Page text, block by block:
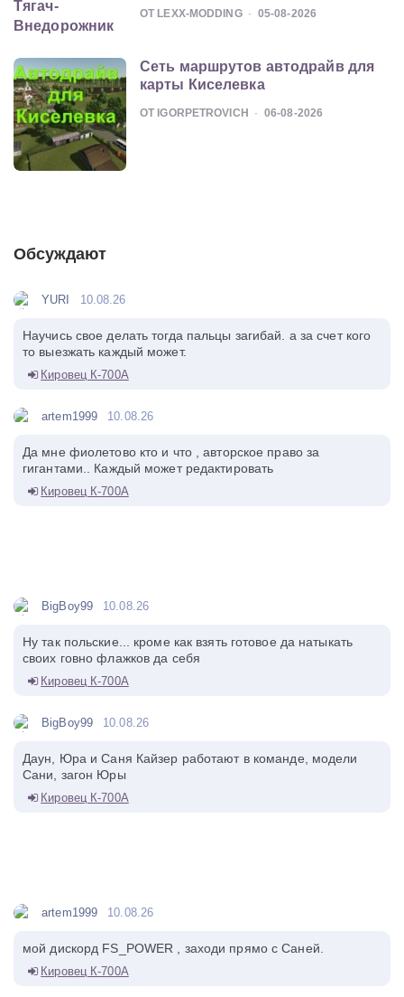
ОТ LEXX-MODDING 05-08-2026
Сеть маршрутов автодрайв для
карты Киселевка
ОТ IGORPETROVICH 06-08-2026
Обсуждают
YURI 10.08.26
Научись свое делать тогда пальцы загибай. а за счет кого
то выезжать каждый может.
Кировец К-700А
artem1999 10.08.26
Да мне фиолетово кто и что , авторское право за
гигантами.. Каждый может редактировать
Кировец К-700А
BigBoy99 10.08.26
Ну так польские... кроме как взять готовое да натыкать
своих говно флажков да себя
Кировец К-700А
BigBoy99 10.08.26
Даун, Юра и Саня Кайзер работают в команде, модели
Сани, загон Юры
Кировец К-700А
artem1999 10.08.26
мой дискорд FS_POWER , заходи прямо с Саней.
Кировец К-700А